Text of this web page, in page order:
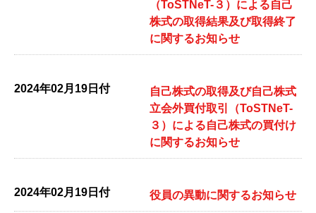
（ToSTNeT-３）による自己
株式の取得結果及び取得終了
に関するお知らせ
2024年02月19日付
自己株式の取得及び自己株式
立会外買付取引（ToSTNeT-
３）による自己株式の買付け
に関するお知らせ
2024年02月19日付 役員の異動に関するお知らせ